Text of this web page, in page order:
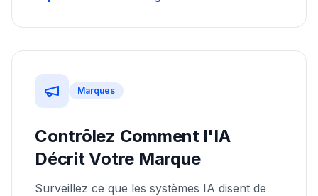
Marques
Contrôlez Comment l'IA
Décrit Votre Marque
Surveillez ce que les systèmes IA disent de